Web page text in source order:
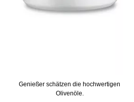
Genießer schätzen die hochwertigen
Olivenöle.